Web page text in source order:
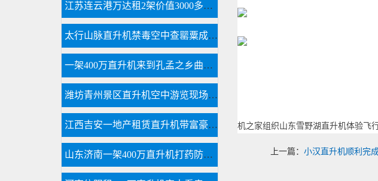
机之家组织山东雪野湖直升机体验飞
上一篇：小汉直升机顺利完
江苏连云港万达租2架价值3000多万直升机看房
太行山脉直升机禁毒空中查罂粟成新手段
一架400万直升机来到孔孟之乡曲阜航空科普
潍坊青州景区直升机空中游览现场人山人海
江西吉安一地产租赁直升机带富豪空中看别墅
山东济南一架400万直升机打药防治春尺蠖